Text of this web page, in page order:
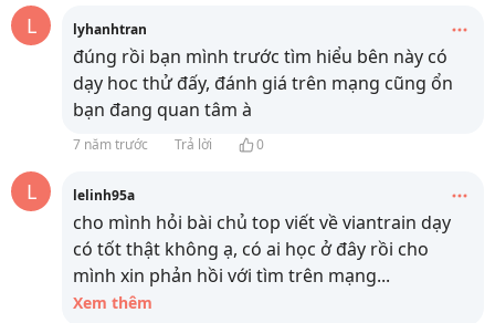
L lyhanhtran
đúng rồi bạn mình trước tìm hiểu bên này có
dạy hoc thử đấy, đánh giá trên mạng cũng ổn
bạn đang quan tâm à
7 năm trước Trả lời 0
L lelinh95a
cho mình hỏi bài chủ top viết về viantrain dạy
có tốt thật không ạ, có ai học ở đây rồi cho
mình xin phản hồi với tìm trên mạng...
Xem thêm